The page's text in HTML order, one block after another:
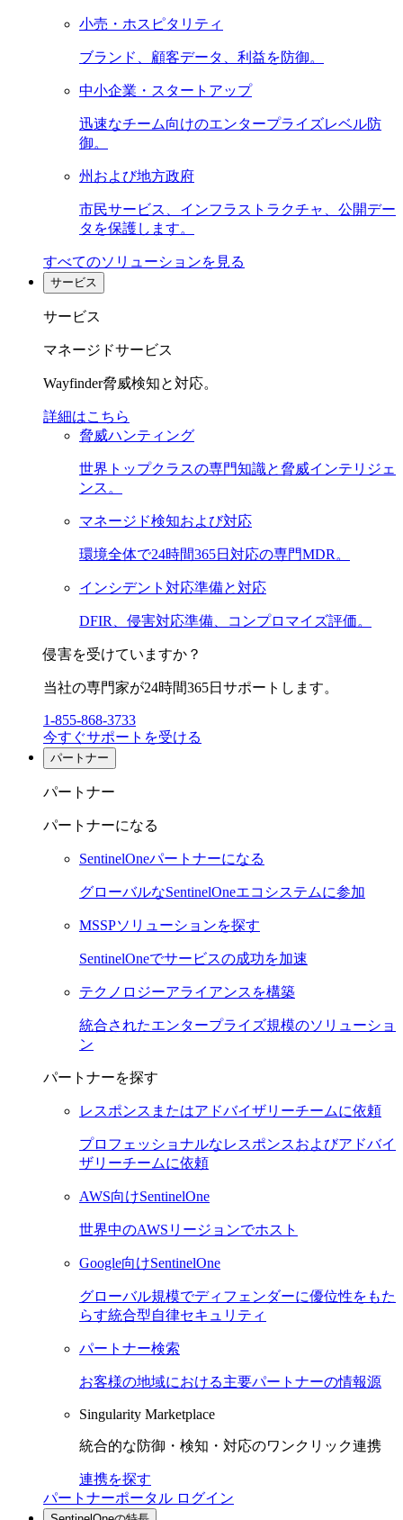
小売・ホスピタリティ
ブランド、顧客データ、利益を防御。
中小企業・スタートアップ
迅速なチーム向けのエンタープライズレベル防
御。
州および地方政府
市民サービス、インフラストラクチャ、公開デー
タを保護します。
すべてのソリューションを見る
サービス
サービス
マネージドサービス
Wayfinder脅威検知と対応。
詳細はこちら
脅威ハンティング
世界トップクラスの専門知識と脅威インテリジェ
ンス。
マネージド検知および対応
環境全体で24時間365日対応の専門MDR。
インシデント対応準備と対応
DFIR、侵害対応準備、コンプロマイズ評価。
侵害を受けていますか？
当社の専門家が24時間365日サポートします。
1-855-868-3733
今すぐサポートを受ける
パートナー
パートナー
パートナーになる
SentinelOneパートナーになる
グローバルなSentinelOneエコシステムに参加
MSSPソリューションを探す
SentinelOneでサービスの成功を加速
テクノロジーアライアンスを構築
統合されたエンタープライズ規模のソリューショ
ン
パートナーを探す
レスポンスまたはアドバイザリーチームに依頼
プロフェッショナルなレスポンスおよびアドバイ
ザリーチームに依頼
AWS向けSentinelOne
世界中のAWSリージョンでホスト
Google向けSentinelOne
グローバル規模でディフェンダーに優位性をもた
らす統合型自律セキュリティ
パートナー検索
お客様の地域における主要パートナーの情報源
Singularity Marketplace
統合的な防御・検知・対応のワンクリック連携
連携を探す
パートナーポータル ログイン